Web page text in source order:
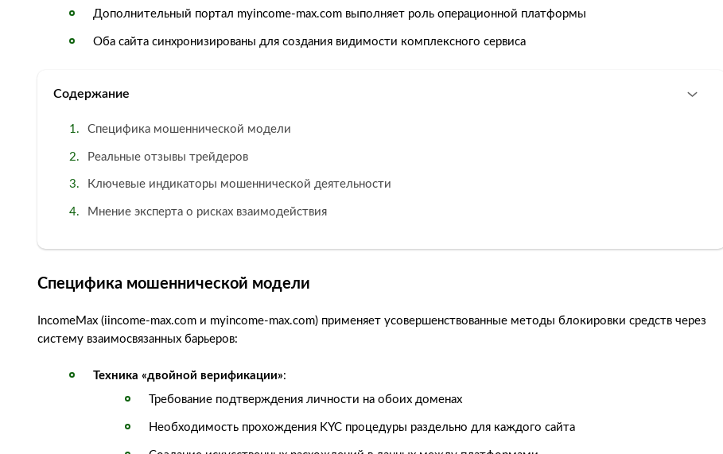
Дополнительный портал myincome-max.com выполняет роль операционной платформы
Оба сайта синхронизированы для создания видимости комплексного сервиса
Содержание
Специфика мошеннической модели
Реальные отзывы трейдеров
Ключевые индикаторы мошеннической деятельности
Мнение эксперта о рисках взаимодействия
Специфика мошеннической модели
IncomeMax (iincome-max.com и myincome-max.com) применяет усовершенствованные методы блокировки средств через
систему взаимосвязанных барьеров:
Техника «двойной верификации»:
Требование подтверждения личности на обоих доменах
Необходимость прохождения KYC процедуры раздельно для каждого сайта